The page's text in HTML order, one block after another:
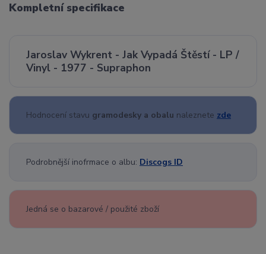
Kompletní specifikace
Jaroslav Wykrent - Jak Vypadá Štěstí - LP /
Vinyl - 1977 - Supraphon
Hodnocení stavu gramodesky a obalu naleznete zde
Podrobnější inofrmace o albu: Discogs ID
Jedná se o bazarové / použité zboží